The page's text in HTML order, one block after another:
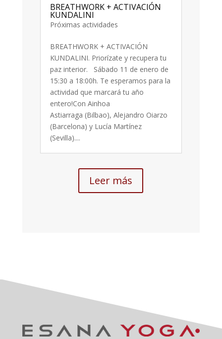
BREATHWORK + ACTIVACIÓN
KUNDALINI
Próximas actividades
BREATHWORK + ACTIVACIÓN
KUNDALINI. Priorízate y recupera tu
paz interior. Sábado 11 de enero de
15:30 a 18:00h. Te esperamos para la
actividad que marcará tu año
entero!Con Ainhoa
Astiarraga (Bilbao), Alejandro Oiarzo
(Barcelona) y Lucía Martínez
(Sevilla)....
Leer más